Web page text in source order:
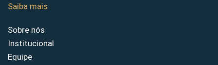
Saiba mais
Sobre nós
Institucional
Equipe